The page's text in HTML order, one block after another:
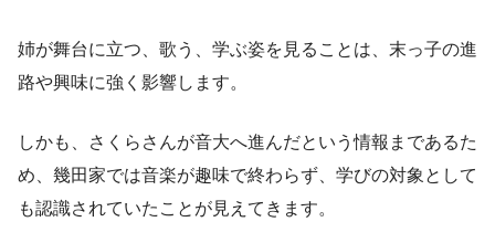
姉が舞台に立つ、歌う、学ぶ姿を見ることは、末っ子の進
路や興味に強く影響します。
しかも、さくらさんが音大へ進んだという情報まであるた
め、幾田家では音楽が趣味で終わらず、学びの対象として
も認識されていたことが見えてきます。